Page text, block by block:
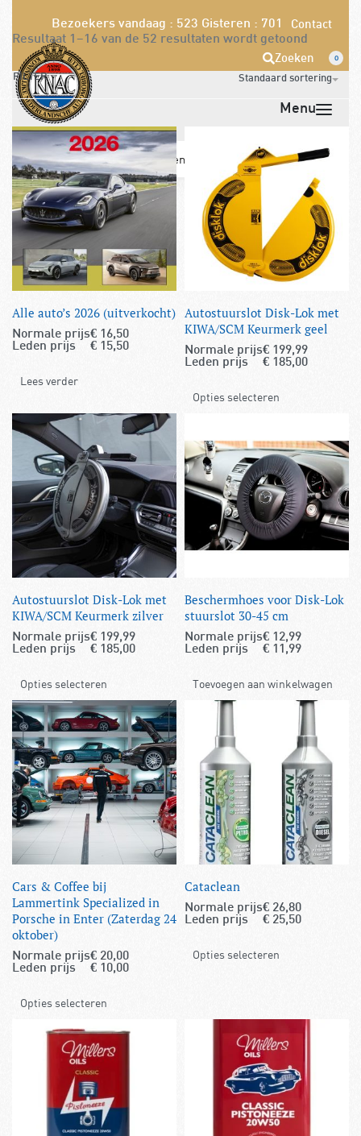
Bezoekers vandaag : 523 Gisteren : 701 Contact
Zoeken 0
Word nu lid! Opzeggen Pech melden
Resultaat 1–16 van de 52 resultaten wordt getoond
Standaard sortering
FILTER
Alle auto’s 2026 (uitverkocht)
Normale prijs€ 16,50
Leden prijs
€ 15,50
Lees verder
Autostuurslot Disk-Lok met
KIWA/SCM Keurmerk geel
Normale prijs€ 199,99
Leden prijs
€ 185,00
Opties selecteren
Autostuurslot Disk-Lok met
KIWA/SCM Keurmerk zilver
Normale prijs€ 199,99
Leden prijs
€ 185,00
Opties selecteren
Beschermhoes voor Disk-Lok
stuurslot 30-45 cm
Normale prijs€ 12,99
Leden prijs
€ 11,99
Toevoegen aan winkelwagen
Cars & Coffee bij
Lammertink Specialized in
Porsche in Enter (Zaterdag 24
oktober)
Normale prijs€ 20,00
Leden prijs
€ 10,00
Opties selecteren
Cataclean
Normale prijs€ 26,80
Leden prijs
€ 25,50
Opties selecteren